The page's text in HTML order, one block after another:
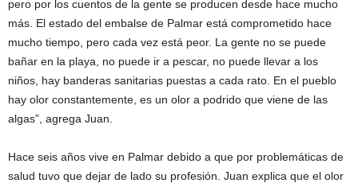
pero por los cuentos de la gente se producen desde hace mucho
más. El estado del embalse de Palmar está comprometido hace
mucho tiempo, pero cada vez está peor. La gente no se puede
bañar en la playa, no puede ir a pescar, no puede llevar a los
niños, hay banderas sanitarias puestas a cada rato. En el pueblo
hay olor constantemente, es un olor a podrido que viene de las
algas”, agrega Juan.
Hace seis años vive en Palmar debido a que por problemáticas de
salud tuvo que dejar de lado su profesión. Juan explica que el olor